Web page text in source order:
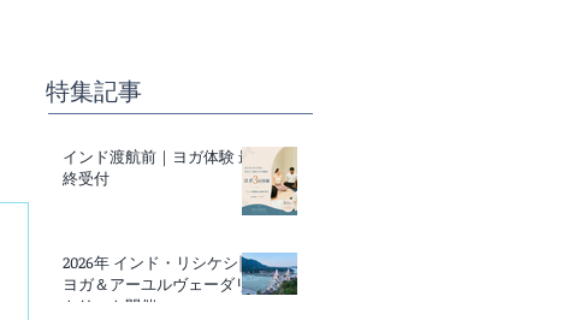
特集記事
インド渡航前｜ヨガ体験 最
終受付
2026年 インド・リシケシ|
ヨガ＆アーユルヴェーダリ
トリート開催